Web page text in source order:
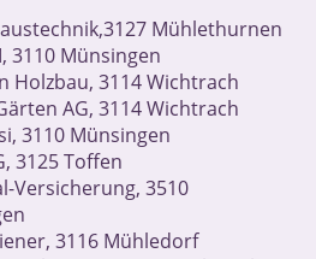
Mühlethurnen
3110 Münsingen
Holzbau, 3114 Wichtrach
AG, 3114 Wichtrach
3110 Münsingen
3125 Toffen
Versicherung, 3510
3116 Mühledorf